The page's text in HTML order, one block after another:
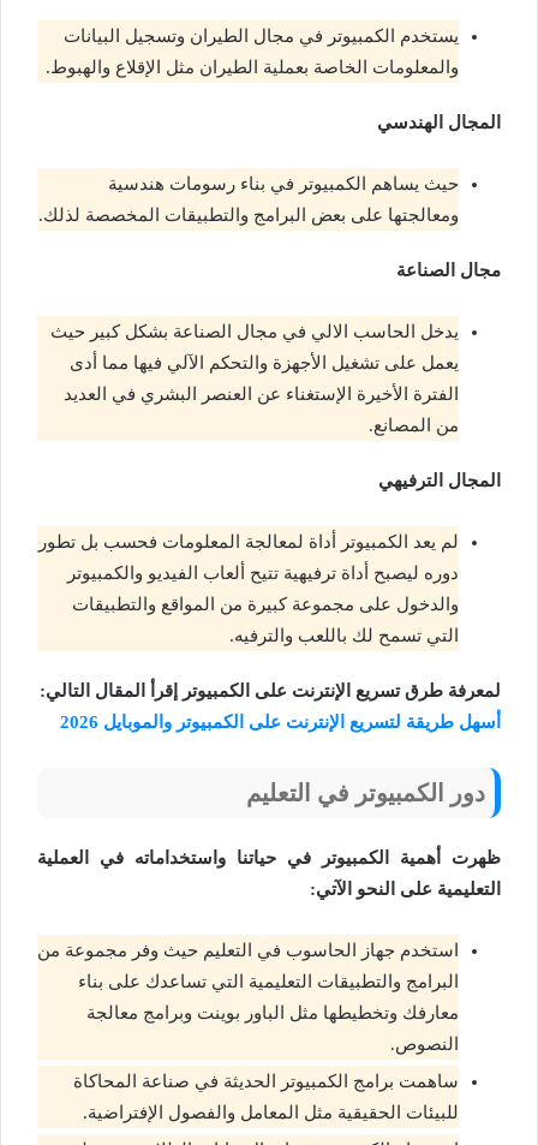
يستخدم الكمبيوتر في مجال الطيران وتسجيل البيانات
والمعلومات الخاصة بعملية الطيران مثل الإقلاع والهبوط.
المجال الهندسي
حيث يساهم الكمبيوتر في بناء رسومات هندسية
ومعالجتها على بعض البرامج والتطبيقات المخصصة لذلك.
مجال الصناعة
يدخل الحاسب الالي في مجال الصناعة بشكل كبير حيث
يعمل على تشغيل الأجهزة والتحكم الآلي فيها مما أدى
الفترة الأخيرة الإستغناء عن العنصر البشري في العديد
من المصانع.
المجال الترفيهي
لم يعد الكمبيوتر أداة لمعالجة المعلومات فحسب بل تطور
دوره ليصبح أداة ترفيهية تتيح ألعاب الفيديو والكمبيوتر
والدخول على مجموعة كبيرة من المواقع والتطبيقات
التي تسمح لك باللعب والترفيه.
لمعرفة طرق تسريع الإنترنت على الكمبيوتر إقرأ المقال التالي:
أسهل طريقة لتسريع الإنترنت على الكمبيوتر والموبايل 2026
دور الكمبيوتر في التعليم
ظهرت أهمية الكمبيوتر في حياتنا واستخداماته في العملية
التعليمية على النحو الآتي:
استخدم جهاز الحاسوب في التعليم حيث وفر مجموعة من
البرامج والتطبيقات التعليمية التي تساعدك على بناء
معارفك وتخطيطها مثل الباور بوينت وبرامج معالجة
النصوص.
ساهمت برامج الكمبيوتر الحديثة في صناعة المحاكاة
للبيئات الحقيقية مثل المعامل والفصول الإفتراضية.